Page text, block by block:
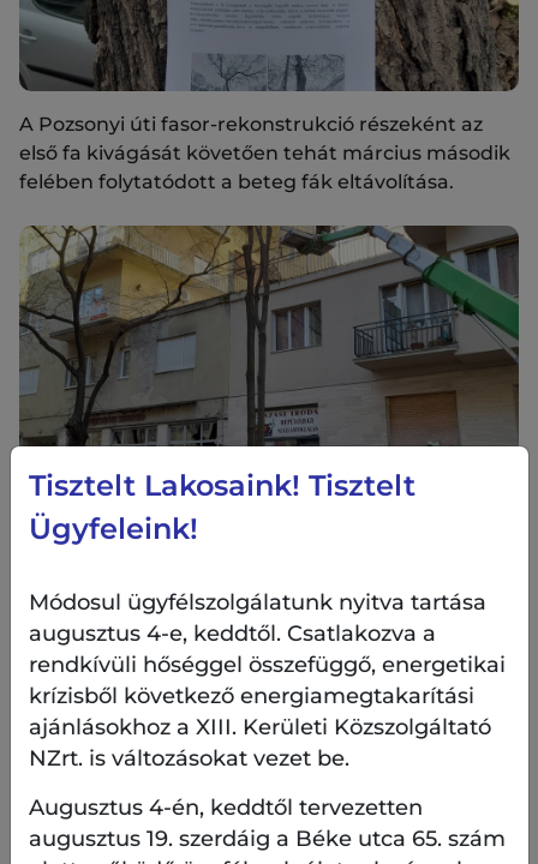
A Pozsonyi úti fasor-rekonstrukció részeként az
első fa kivágását követően tehát március második
felében folytatódott a beteg fák eltávolítása.
A szakemberek alaposan és körültekintően
Tisztelt Lakosaink! Tisztelt
Ügyfeleink!
Módosul ügyfélszolgálatunk nyitva tartása
augusztus 4-e, keddtől. Csatlakozva a
rendkívüli hőséggel összefüggő, energetikai
krízisből következő energiamegtakarítási
ajánlásokhoz a XIII. Kerületi Közszolgáltató
NZrt. is változásokat vezet be.
Augusztus 4-én, keddtől tervezetten
augusztus 19. szerdáig a Béke utca 65. szám